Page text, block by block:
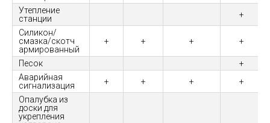
Утепление
станции
+
Силикон/
смазка/скотч
армированный
+ + + +
Песок
+
Аварийная
сигнализация
+ + +
+
Опалубка из
доски для
укрепления